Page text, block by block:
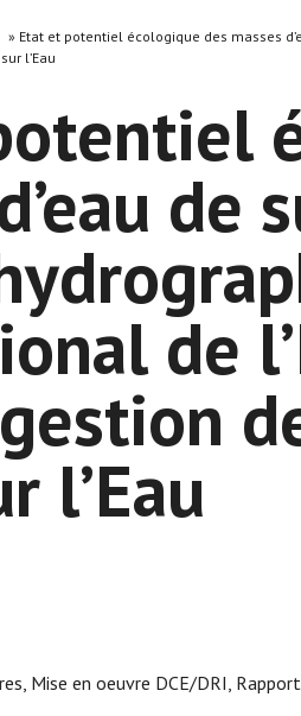
» Etat et potentiel écologique des masses
l’Eau
de
de
l’Eau
Mise en oeuvre DCE/DRI,